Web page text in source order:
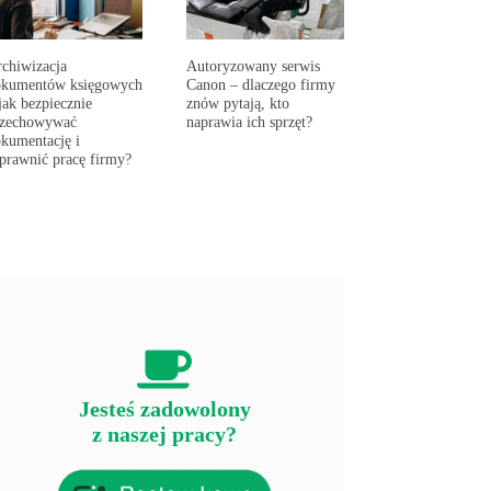
księgowych
bezpiecznie
i
pracę firmy?
Autoryzowany serwis
Canon – dlaczego firmy
znów pytają, kto
naprawia ich sprzęt?
Jesteś zadowolony
z naszej pracy?